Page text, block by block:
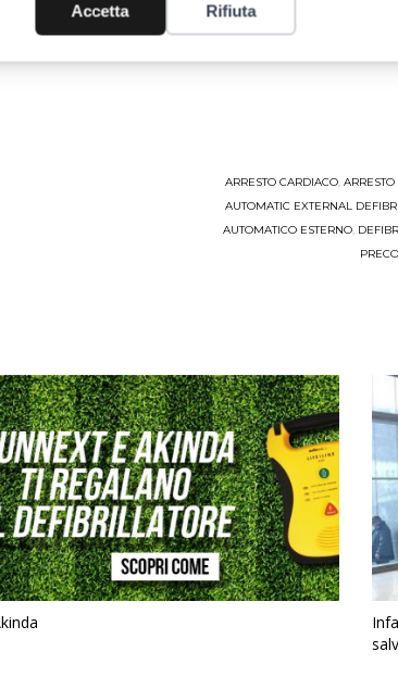
Accetta Rifiuta
alla sanità del comune, non
ARRESTO CARDIACO,
AUTOMATIC EXTERNAL
AUTOMATICO ESTERNO,